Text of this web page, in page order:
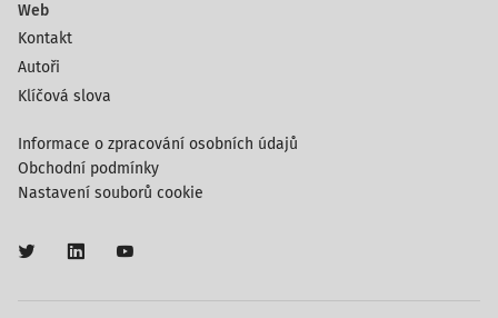
Web
Kontakt
Autoři
Klíčová slova
Informace o zpracování osobních údajů
Obchodní podmínky
Nastavení souborů cookie